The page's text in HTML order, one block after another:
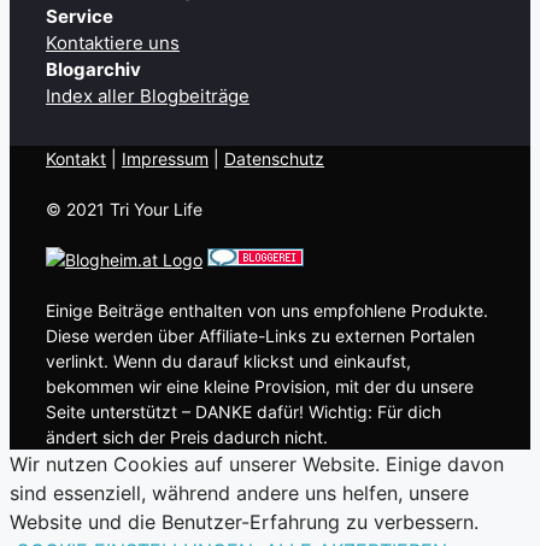
Service
Kontaktiere uns
Blogarchiv
Index aller Blogbeiträge
Kontakt Impressum Datenschutz
© 2021 Tri Your Life
Einige Beiträge enthalten von uns empfohlene Produkte.
Diese werden über Affiliate-Links zu externen Portalen
verlinkt. Wenn du darauf klickst und einkaufst,
bekommen wir eine kleine Provision, mit der du unsere
Seite unterstützt – DANKE dafür! Wichtig: Für dich
ändert sich der Preis dadurch nicht.
Wir nutzen Cookies auf unserer Website. Einige davon
sind essenziell, während andere uns helfen, unsere
Website und die Benutzer-Erfahrung zu verbessern.